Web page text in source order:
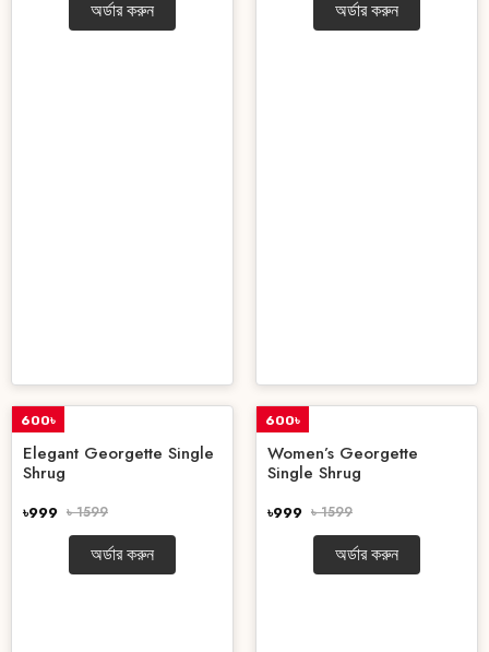
অর্ডার করুন অর্ডার করুন
600৳
Elegant Georgette Single
Shrug
৳999 ৳ 1599
অর্ডার করুন
600৳
Women’s Georgette
Single Shrug
৳999 ৳ 1599
অর্ডার করুন